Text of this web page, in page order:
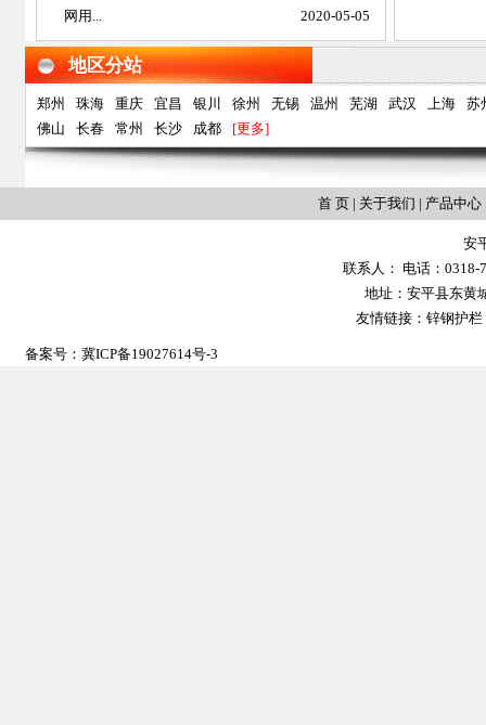
网用... 2020-05-05
地区分站
郑州 珠海 重庆 宜昌 银川 徐州 无锡 温州 芜湖 武汉 上海
苏
佛山
长春 常州 长沙 成都 [更多]
首 页 | 关于我们 | 产品中心
安
联系人： 电话：0318-
地址：安平县东黄
友情链接： 锌钢护栏
备案号： 冀ICP备19027614号-3